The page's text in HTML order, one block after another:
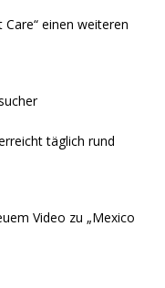
einen weiteren
täglich rund
Video zu „Mexico